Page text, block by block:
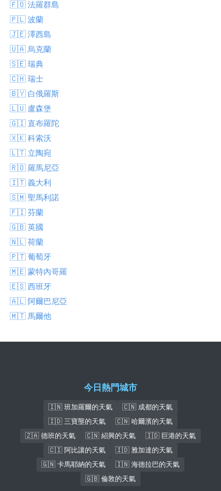
🇫🇴 法羅群島
🇵🇱 波蘭
🇯🇪 澤西島
🇺🇦 烏克蘭
🇸🇪 瑞典
🇨🇭 瑞士
🇧🇾 白俄羅斯
🇱🇺 盧森堡
🇬🇮 直布羅陀
🇽🇰 科索沃
🇱🇹 立陶宛
🇷🇴 羅馬尼亞
🇮🇹 義大利
🇸🇲 聖馬利諾
🇫🇮 芬蘭
🇬🇧 英國
🇳🇱 荷蘭
🇵🇹 葡萄牙
🇲🇪 蒙特內哥羅
🇪🇸 西班牙
🇦🇱 阿爾巴尼亞
🇲🇹 馬爾他
今日熱門城市
🇮🇳 班加羅爾的天氣
🇨🇳 成都的天氣
🇮🇩 三寶壟的天氣
🇨🇳 哈爾濱的天氣
🇿🇦 德班的天氣
🇨🇳 紹興的天氣
🇮🇩 巨港的天氣
🇨🇮 阿比讓的天氣
🇮🇩 雅加達的天氣
🇬🇳 卡馬耶納的天氣
🇮🇳 海德拉巴的天氣
🇬🇧 倫敦的天氣